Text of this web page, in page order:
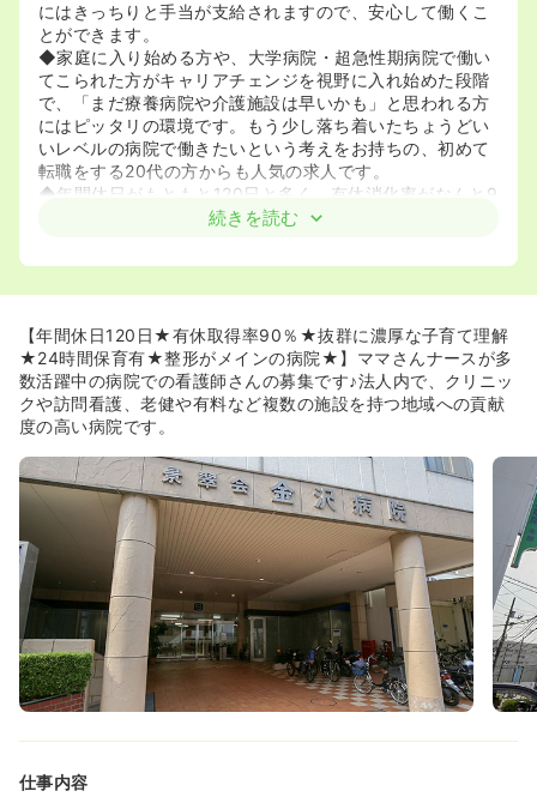
にはきっちりと手当が支給されますので、安心して働くこ
とができます。
◆家庭に入り始める方や、大学病院・超急性期病院で働い
てこられた方がキャリアチェンジを視野に入れ始めた段階
で、「まだ療養病院や介護施設は早いかも」と思われる方
にはピッタリの環境です。もう少し落ち着いたちょうどい
いレベルの病院で働きたいという考えをお持ちの、初めて
転職をする20代の方からも人気の求人です。
◆年間休日がもともと120日と多く、有休消化率がなんと9
割！プライベートと両立しながら働きたい方にはとっても
◆看護基準よりも手厚い配置で働きやすさを実現していま
≪ママさんナースが多数いらっしゃいます≫
◆在籍看護師の半分が子育て中です！お子様に何かあった
ときには、お互い助け合いの風土が醸成されていますの
で、急な熱発等の事態にも安心のサポート体制が整ってま
す。
ベテラン保育士が在籍しており、現場の看護師さんからは
とても評判がいいです♪
≪自慢のきめ細やかな研修制度≫
◆同院独自の研修プログラムを実施、基本～応用まで各段
階に分け知識を身に付けていきます。配属後はプリセプタ
ー方式を導入し、入職6ヶ月ごとに独自業務/マインドチェ
ックも行われ、中途/新卒職員の支援をしています。
≪メンター制度導入≫
◆看護部長による個別対応（職場の悩み、人間関係の悩み
など）
◆専門カウンセラーによる個別対応（健康上の悩みなど）
談など）
続きを読む
【年間休日120日★有休取得率90％★抜群に濃厚な子育て理解
★24時間保育有★整形がメインの病院★】ママさんナースが多
数活躍中の病院での看護師さんの募集です♪法人内で、クリニッ
クや訪問看護、老健や有料など複数の施設を持つ地域への貢献
度の高い病院です。
仕事内容